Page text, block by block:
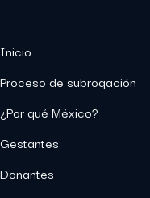
Inicio
Proceso de subrogación
¿Por qué México?
Gestantes
Donantes